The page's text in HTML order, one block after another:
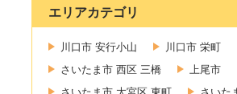
エリアカテゴリ
川口市 安行小山 川口市 栄町
さいたま市 西区 三橋
上尾市